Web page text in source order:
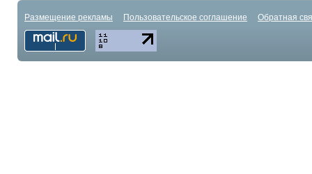
Размещение рекламы Пользовательское соглашение Обратная